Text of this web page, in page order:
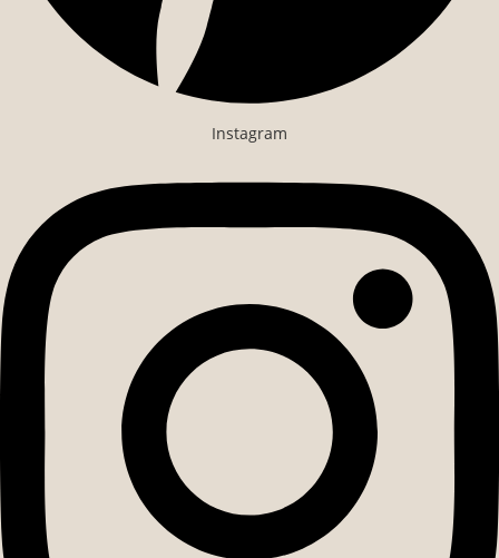
Instagram